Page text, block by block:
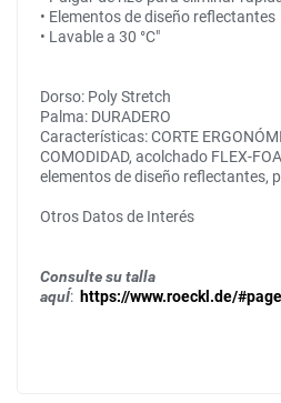
• Elementos de diseño reflectantes
• Lavable a 30 °C"
Dorso: Poly Stretch
Palma: DURADERO
Características: CORTE
COMODIDAD, acolchado FLEX-
elementos de diseño reflectantes,
Otros Datos de Interés
Consulte su talla
aquÍ: https://www.roeckl.de/